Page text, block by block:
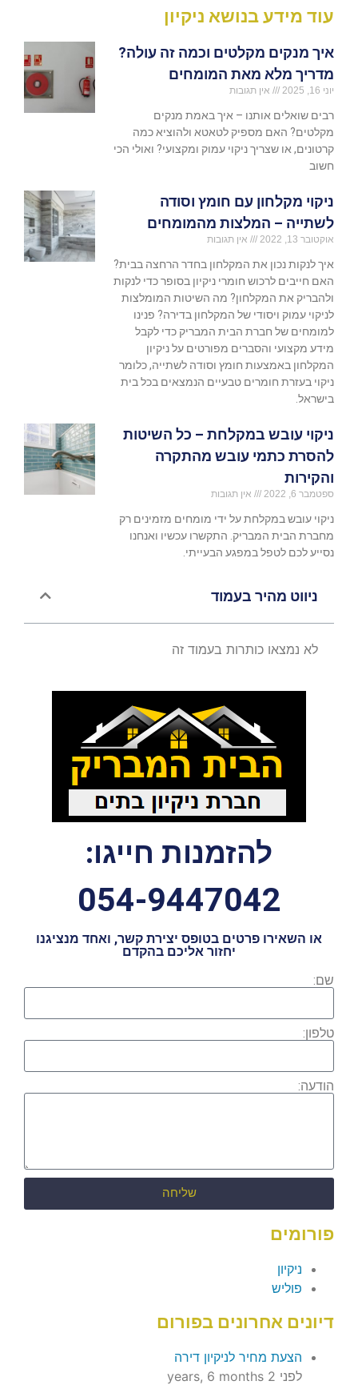
ניווט מהיר בעמוד
לא נמצאו כותרות בעמוד זה
להזמנות חייגו:
054-9447042
או השאירו פרטים בטופס יצירת קשר, ואחד מנציגנו
יחזור אליכם בהקדם
שם:
טלפון:
הודעה:
שליחה
פורומים
ניקיון
פוליש
דיונים אחרונים בפורום
הצעת מחיר לניקיון דירה
לפני 2 years, 6 months
עוד מידע בנושא ניקיון
איך מנקים מקלטים וכמה זה עולה?
מדריך מלא מאת המומחים
יוני 16, 2025 אין תגובות
רבים שואלים אותנו – איך באמת מנקים
מקלטים? האם מספיק לטאטא ולהוציא כמה
קרטונים, או שצריך ניקוי עמוק ומקצועי? ואולי הכי
חשוב
ניקוי מקלחון עם חומץ וסודה
לשתייה – המלצות מהמומחים
אוקטובר 13, 2022 אין תגובות
איך לנקות נכון את המקלחון בחדר הרחצה בבית?
האם חייבים לרכוש חומרי ניקיון בסופר כדי לנקות
ולהבריק את המקלחון? מה השיטות המומלצות
לניקוי עמוק ויסודי של המקלחון בדירה? פנינו
למומחים של חברת הבית המבריק כדי לקבל
מידע מקצועי והסברים מפורטים על ניקיון
המקלחון באמצעות חומץ וסודה לשתייה, כלומר
ניקוי בעזרת חומרים טבעיים הנמצאים בכל בית
בישראל.
ניקוי עובש במקלחת – כל השיטות
להסרת כתמי עובש מהתקרה
והקירות
ספטמבר 6, 2022 אין תגובות
ניקוי עובש במקלחת על ידי מומחים מזמינים רק
מחברת הבית המבריק. התקשרו עכשיו ואנחנו
נסייע לכם לטפל במפגע הבעייתי.